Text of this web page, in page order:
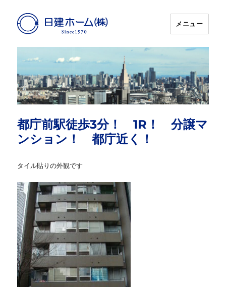
日建ホーム
メニュー
都庁前駅徒歩3分！ 1R！ 分譲マ
ンション！ 都庁近く！
タイル貼りの外観です